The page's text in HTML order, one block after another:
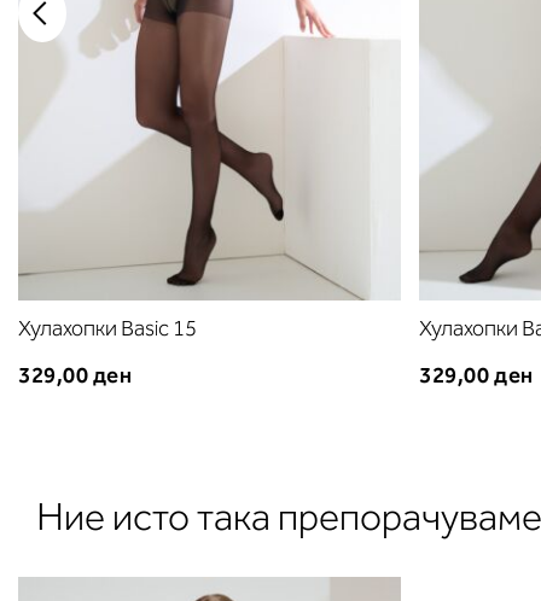
Хулахопки Basic 15
329,00 ден
Хулахопки
329,00 ден
Ние исто така препорачуваме